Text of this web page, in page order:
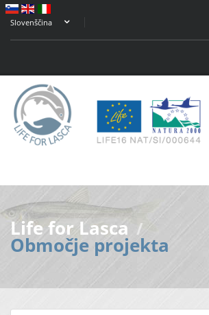
Slovenščina
Life for Lasca /
Območje projekta